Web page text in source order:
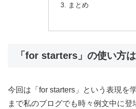
まとめ
「for starters」の使い方
今回は「for starters」という表現を
まで私のブログでも時々例文中に登